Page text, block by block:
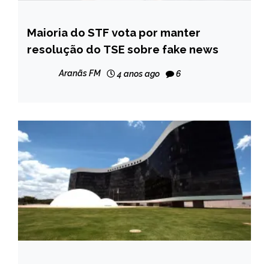
BRASIL
NOTÍCIAS
Maioria do STF vota por manter
resolução do TSE sobre fake news
Aranãs FM 4 anos ago 6